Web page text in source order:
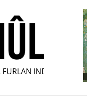
INDIPENDENT •